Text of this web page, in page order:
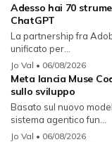
Adesso hai 70
ChatGPT
La partnership fra
unificato per...
Jo Val • 06/08/2026
Meta lancia Muse
sullo sviluppo
Basato sul nuovo
sistema agentico fun...
Jo Val • 06/08/2026